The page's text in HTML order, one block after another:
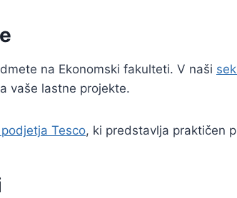
na Ekonomski fakulteti. V naši
vaše lastne projekte.
Tesco, ki predstavlja praktičen